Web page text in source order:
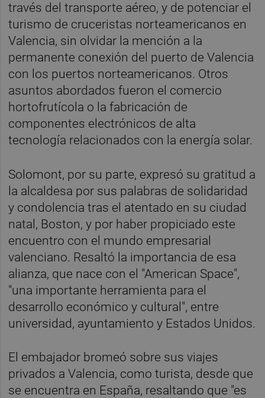
través del transporte aéreo, y de potenciar el
turismo de cruceristas norteamericanos en
Valencia, sin olvidar la mención a la
permanente conexión del puerto de Valencia
con los puertos norteamericanos. Otros
asuntos abordados fueron el comercio
hortofrutícola o la fabricación de
componentes electrónicos de alta
tecnología relacionados con la energía solar.
Solomont, por su parte, expresó su gratitud a
la alcaldesa por sus palabras de solidaridad
y condolencia tras el atentado en su ciudad
natal, Boston, y por haber propiciado este
encuentro con el mundo empresarial
valenciano. Resaltó la importancia de esa
alianza, que nace con el "American Space",
"una importante herramienta para el
desarrollo económico y cultural", entre
universidad, ayuntamiento y Estados Unidos.
El embajador bromeó sobre sus viajes
privados a Valencia, como turista, desde que
se encuentra en España, resaltando que "es